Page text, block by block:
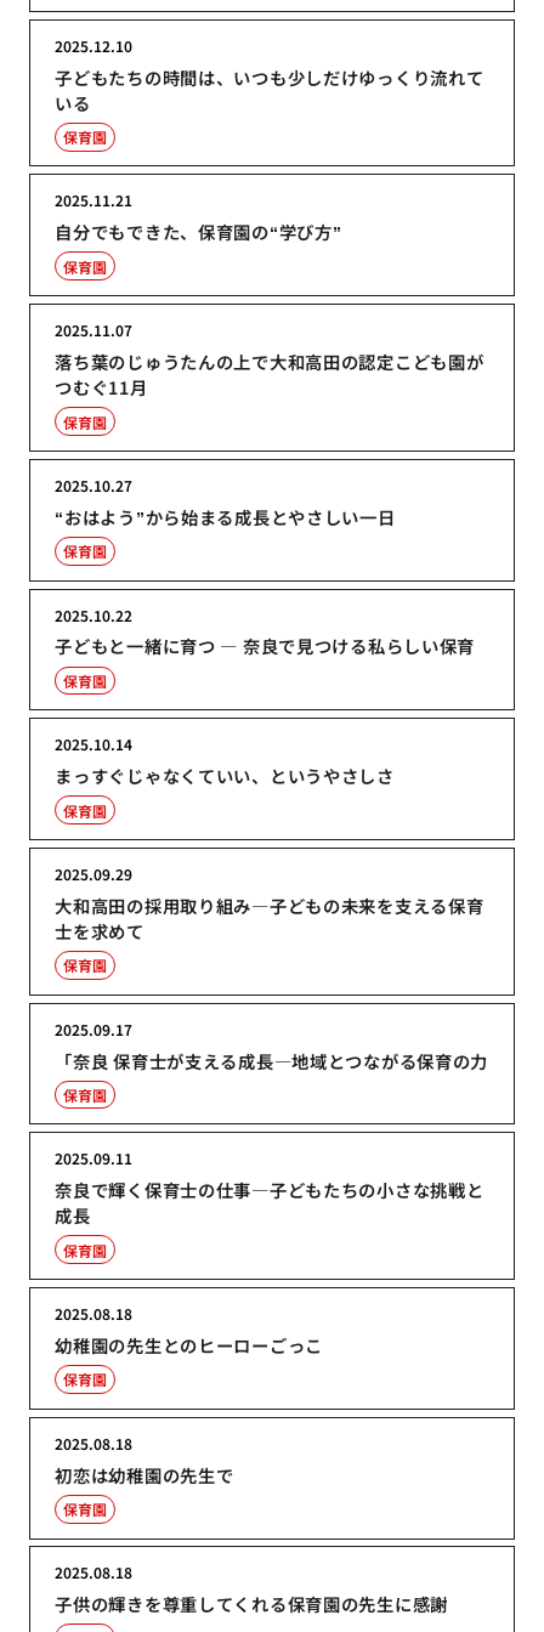
子どもたちの時間は、いつも少しだけゆっくり流れて
いる
2025.12.10
保育園
自分でもできた、保育園の“学び方”
2025.11.21
保育園
落ち葉のじゅうたんの上で大和高田の認定こども園が
つむぐ11月
2025.11.07
保育園
“おはよう”から始まる成長とやさしい一日
2025.10.27
保育園
子どもと一緒に育つ ― 奈良で見つける私らしい保育
2025.10.22
保育園
まっすぐじゃなくていい、というやさしさ
2025.10.14
保育園
大和高田の採用取り組み―子どもの未来を支える保育
士を求めて
2025.09.29
保育園
「奈良 保育士が支える成長―地域とつながる保育の力
2025.09.17
保育園
奈良で輝く保育士の仕事―子どもたちの小さな挑戦と
成長
2025.09.11
保育園
幼稚園の先生とのヒーローごっこ
2025.08.18
保育園
初恋は幼稚園の先生で
2025.08.18
保育園
子供の輝きを尊重してくれる保育園の先生に感謝
2025.08.18